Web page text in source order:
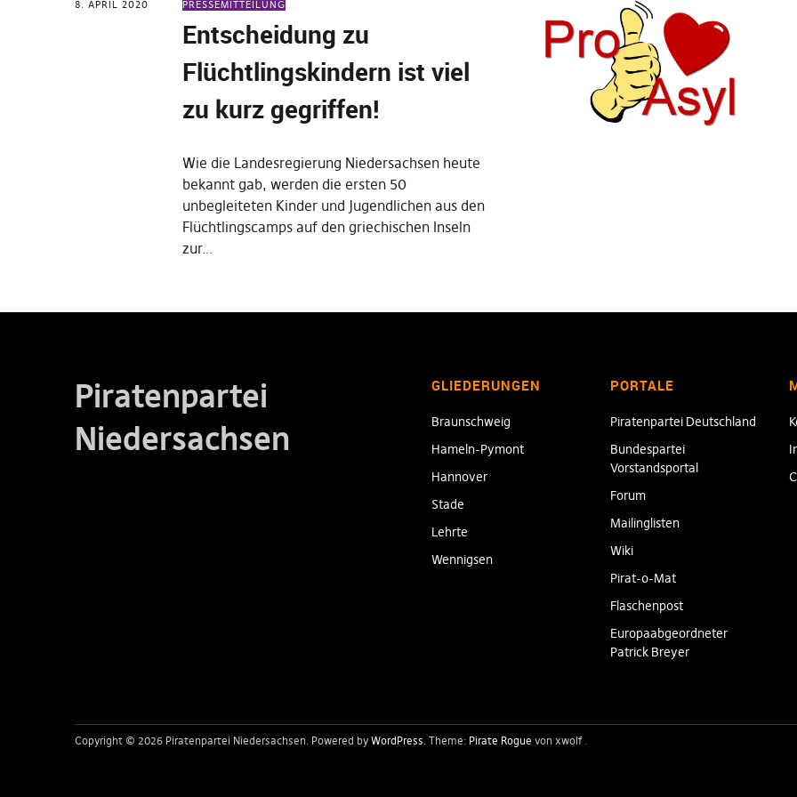
8. APRIL 2020 PRESSEMITTEILUNG
Entscheidung zu
Flüchtlingskindern ist viel
zu kurz gegriffen!
Wie die Landesregierung Niedersachsen heute
bekannt gab, werden die ersten 50
unbegleiteten Kinder und Jugendlichen aus den
Flüchtlingscamps auf den griechischen Inseln
zur…
Piratenpartei
Niedersachsen
GLIEDERUNGEN
Braunschweig
Hameln-Pymont
Hannover
Stade
Lehrte
Wennigsen
PORTALE
Piratenpartei Deutschland
Bundespartei
Vorstandsportal
Forum
Mailinglisten
Wiki
Pirat-o-Mat
Flaschenpost
Europaabgeordneter
Patrick Breyer
Copyright © 2026 Piratenpartei Niedersachsen Powered by WordPress Theme: Pirate Rogue von xwolf